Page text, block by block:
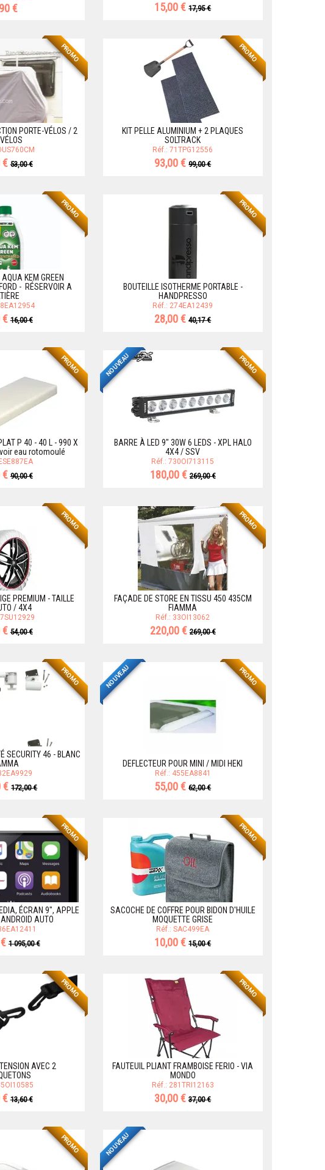
€ 15,00 €17,95 €
PROMO
PORTE-VÉLOS / 2
€53,00 €
PROMO
KIT PELLE ALUMINIUM + 2 PLAQUES
SOLTRACK
Réf.: 71TPG12556
93,00 €99,00 €
PROMO
KEM GREEN
- RÉSERVOIR A
€16,00 €
PROMO
BOUTEILLE ISOTHERME PORTABLE -
HANDPRESSO
Réf.: 274EA12439
28,00 €40,17 €
PROMO
P 40 - 40 L - 990 X
eau rotomoulé
€90,00 €
PROMO
NOUVEAU
BARRE À LED 9" 30W 6 LEDS - XPL HALO
4X4 / SSV
Réf.: 730OI713115
180,00 €269,00 €
PROMO
PREMIUM - TAILLE
/ 4X4
€54,00 €
PROMO
FAÇADE DE STORE EN TISSU 450 435CM
FIAMMA
Réf.: 33OI13062
220,00 €269,00 €
PROMO
SECURITY 46 - BLANC
€172,00 €
PROMO
NOUVEAU
DEFLECTEUR POUR MINI / MIDI HEKI
Réf.: 455EA8841
55,00 €62,00 €
PROMO
ÉCRAN 9", APPLE
AUTO
€1 095,00 €
PROMO
SACOCHE DE COFFRE POUR BIDON D'HUILE
MOQUETTE GRISE
Réf.: SAC499EA
10,00 €15,00 €
PROMO
AVEC 2
€13,60 €
PROMO
FAUTEUIL PLIANT FRAMBOISE FERIO - VIA
MONDO
Réf.: 281TRI12163
30,00 €37,00 €
PROMO NOUVEAU